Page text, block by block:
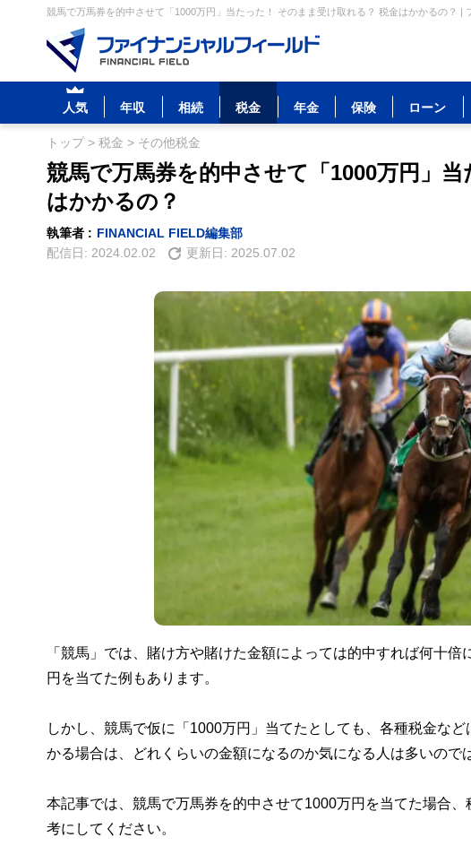
競馬で万馬券を的中させて「1000万円」当たった！ そのまま受け取れる？ 税金はかかるの？ |
人気 年収 相続 税金 年金 保険 ローン
トップ> 税金 > その他税金
競馬で万馬券を的中させて「1000万円」
はかかるの？
執筆者 : FINANCIAL FIELD編集部
配信日: 2024.02.02 更新日: 2025.07.02
「競馬」では、賭け方や賭けた金額によっては的中すれば何十
円を当てた例もあります。
しかし、競馬で仮に「1000万円」当てたとしても、各種税金な
かる場合は、どれくらいの金額になるのか気になる人は多いので
本記事では、競馬で万馬券を的中させて1000万円を当てた場合
考にしてください。